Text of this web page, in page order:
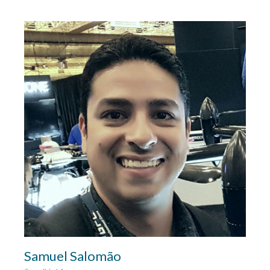
Samuel Salomão